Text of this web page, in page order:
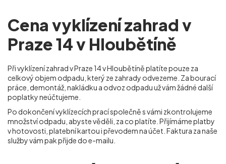
Cena vyklízení zahrad v
Praze 14 v Hloubětíně
Při vyklízení zahrad v Praze 14 v Hloubětíněplatíte pouze za
celkový objem odpadu, který ze zahrady odvezeme. Za bourací
práce, demontáž, nakládku a odvoz odpadu už vám žádné další
poplatky neúčtujeme.
Po dokončení vyklízecích prací společně s vámi zkontrolujeme
množství odpadu, abyste věděli, za co platíte. Přijímáme platby
v hotovosti, platební kartou i převodem na účet. Faktura za naše
služby vám pak přijde do e-mailu.